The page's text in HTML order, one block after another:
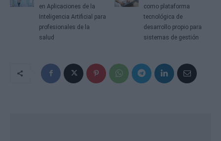
en Aplicaciones de la
Inteligencia Artificial para
profesionales de la
salud
como plataforma
tecnológica de
desarrollo propio para
sistemas de gestión